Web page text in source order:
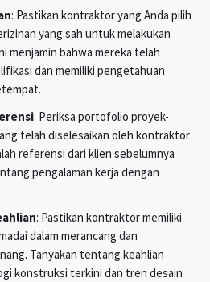
: Pastikan kontraktor yang Anda pilih
yang sah untuk melakukan
menjamin bahwa mereka telah
dan memiliki pengetahuan
: Periksa portofolio proyek-
telah diselesaikan oleh kontraktor
referensi dari klien sebelumnya
pengalaman kerja dengan
: Pastikan kontraktor memiliki
dalam merancang dan
Tanyakan tentang keahlian
konstruksi terkini dan tren desain